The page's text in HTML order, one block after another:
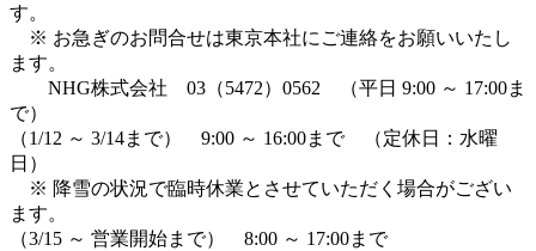
す。
※ お急ぎのお問合せは東京本社にご連絡をお願いいたし
ます。
NHG株式会社 03（5472）0562 （平日 9:00 ～ 17:00ま
で）
（1/12 ～ 3/14まで） 9:00 ～ 16:00まで （定休日：水曜
日）
※ 降雪の状況で臨時休業とさせていただく場合がござい
ます。
（3/15 ～ 営業開始まで） 8:00 ～ 17:00まで